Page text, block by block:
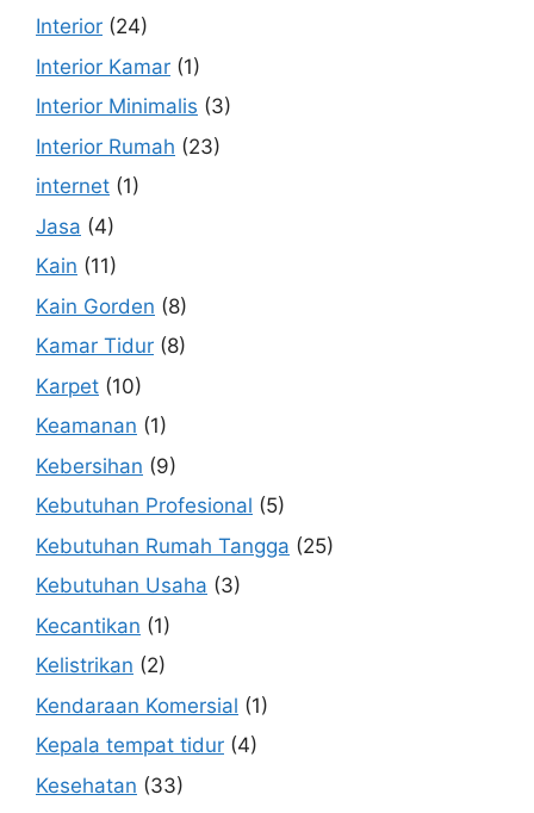
Interior (24)
Interior Kamar (1)
Interior Minimalis (3)
Interior Rumah (23)
internet (1)
Jasa (4)
Kain (11)
Kain Gorden (8)
Kamar Tidur (8)
Karpet (10)
Keamanan (1)
Kebersihan (9)
Kebutuhan Profesional (5)
Kebutuhan Rumah Tangga (25)
Kebutuhan Usaha (3)
Kecantikan (1)
Kelistrikan (2)
Kendaraan Komersial (1)
Kepala tempat tidur (4)
Kesehatan (33)